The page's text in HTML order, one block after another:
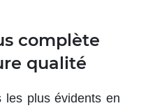
complète
qualité
les plus évidents en